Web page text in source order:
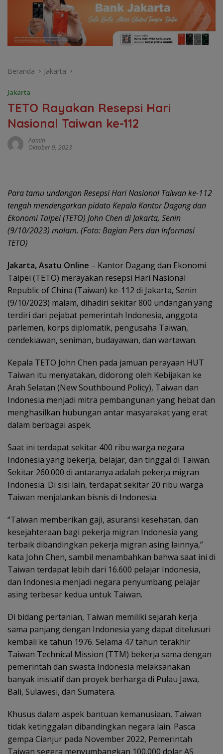
Beranda Jakarta
Jakarta
TETO Rayakan Resepsi Hari
Nasional Taiwan ke-112
Admin
Oktober 9, 2023
Para tamu undangan Resepsi Hari Nasional Taiwan ke-112
tengah mendengarkan pidato Kepala Kantor Dagang dan
Ekonomi Taipei (TETO) John Chen di Jakarta, Senin
(9/10/2023) malam. (Foto: Bagian Pers dan Informasi
TETO)
Jakarta, Asatu Online – Kantor Dagang dan Ekonomi
Taipei (TETO) merayakan resepsi Hari Nasional
Republic of China (Taiwan) ke-112 di Jakarta, Senin
(9/10/2023) malam, dihadiri sekitar 800 undangan yang
terdiri dari pejabat pemerintah Indonesia, anggota
parlemen, korps diplomatik, pengusaha Taiwan,
cendekiawan, seniman, budayawan, dan wartawan.
Kepala TETO John Chen pada jamuan perayaan HUT
Taiwan itu menyatakan, didorong oleh Kebijakan ke
Arah Selatan (New Southbound Policy), Taiwan dan
Indonesia menjadi mitra pembangunan yang hebat dan
menghasilkan hubungan antar masyarakat yang erat
dalam berbagai aspek.
Saat ini terdapat sekitar 400 ribu warga negara
Indonesia yang bekerja, belajar, dan tinggal di Taiwan.
Sekitar 260.000 di antaranya adalah pekerja migran
Indonesia. Di sisi lain, terdapat sekitar 20 ribu warga
Taiwan menjalankan bisnis di Indonesia.
“Taiwan memberikan gaji, asuransi kesehatan, dan
kesejahteraan bagi pekerja migran Indonesia yang
terbaik dibandingkan pekerja migran asing lainnya,”
kata John Chen, sambil menambahkan bahwa saat ini di
Taiwan terdapat lebih dari 16.600 pelajar Indonesia,
dan Indonesia menjadi negara penyumbang pelajar
asing terbesar kedua untuk Taiwan.
Di bidang pertanian, Taiwan memiliki sejarah kerja
sama panjang dengan Indonesia yang dapat ditelusuri
kembali ke tahun 1976. Selama 47 tahun terakhir
Taiwan Technical Mission (TTM) bekerja sama dengan
pemerintah dan swasta Indonesia melaksanakan
banyak inisiatif dan proyek berharga di Pulau Jawa,
Bali, Sulawesi, dan Sumatera.
Khusus dalam aspek bantuan kemanusiaan, Taiwan
tidak ketinggalan dibandingkan negara lain. Pasca
gempa Cianjur pada November 2022, Pemerintah
Taiwan segera menyumbangkan 100.000 dolar AS